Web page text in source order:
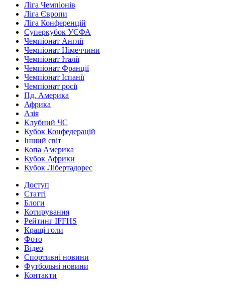
Ліга Чемпіонів
Ліга Європи
Ліга Конференцій
Суперкубок УЄФА
Чемпіонат Англії
Чемпіонат Німеччини
Чемпіонат Італії
Чемпіонат Франції
Чемпіонат Іспанії
Чемпіонат росії
Пд. Америка
Африка
Азія
Клубний ЧС
Кубок Конфедерацій
Інший світ
Копа Америка
Кубок Африки
Кубок Лібертадорес
Доступ
Статті
Блоги
Котирування
Рейтинг IFFHS
Кращі голи
Фото
Відео
Спортивні новини
Футбольні новини
Контакти